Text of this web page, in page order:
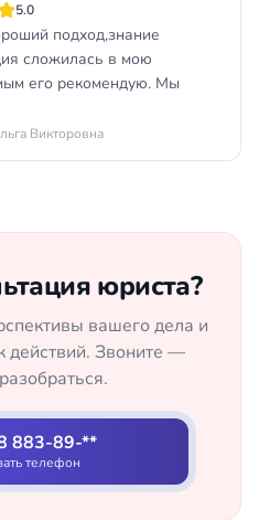
5.0
подход,знание
сложилась в мою
его рекомендую. Мы
Викторовна
юриста?
вашего дела и
действий. Звоните —
883-89-**
телефон